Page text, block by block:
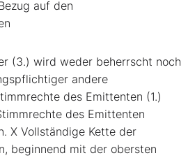
auf den
(3.) wird weder beherrscht noch
andere
des Emittenten (1.)
des Emittenten
X Vollständige Kette der
beginnend mit der obersten